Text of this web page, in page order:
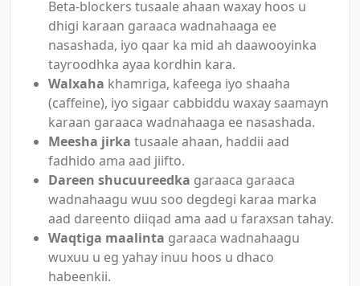
Beta-blockers tusaale ahaan waxay hoos u
dhigi karaan garaaca wadnahaaga ee
nasashada, iyo qaar ka mid ah daawooyinka
tayroodhka ayaa kordhin kara.
Walxaha khamriga, kafeega iyo shaaha
(caffeine), iyo sigaar cabbiddu waxay saamayn
karaan garaaca wadnahaaga ee nasashada.
Meesha jirka tusaale ahaan, haddii aad
fadhido ama aad jiifto.
Dareen shucuureedka garaaca garaaca
wadnahaagu wuu soo degdegi karaa marka
aad dareento diiqad ama aad u faraxsan tahay.
Waqtiga maalinta garaaca wadnahaagu
wuxuu u eg yahay inuu hoos u dhaco
habeenkii.